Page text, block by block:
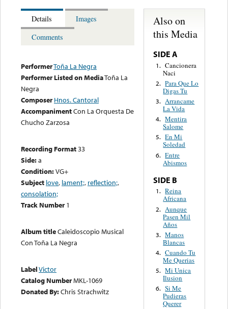
Details
Images
Comments
PerformerToña La Negra
Performer Listed on MediaToña La
Negra
Composer Hnos. Cantoral
AccompanimentCon La Orquesta De
Chucho Zarzosa
Recording Format33
Side:a
Condition:VG+
Subject love, lament;, reflection;,
consolation;
Track Number 1
Album titleCaleidoscopio Musical
Con Toña La Negra
LabelVictor
Catalog NumberMKL-1069
Donated By:Chris Strachwitz
Also on
this Media
SIDE A
1. Cancionera
Naci
2. Para Que Lo
Digas Tu
3. Arrancame
La Vida
4. Mentira
Salome
5. En Mi
Soledad
6. Entre
Abismos
SIDE B
1. Reina
Africana
2. Aunque
Pasen Mil
Años
3. Manos
Blancas
4. Cuando Tu
Me Querias
5. Mi Unica
Ilusion
6. Si Me
Pudieras
Querer